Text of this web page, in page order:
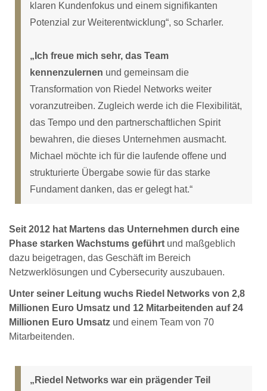
klaren Kundenfokus und einem signifikanten
Potenzial zur Weiterentwicklung“, so Scharler.
„Ich freue mich sehr, das Team
kennenzulernen und gemeinsam die
Transformation von Riedel Networks weiter
voranzutreiben. Zugleich werde ich die Flexibilität,
das Tempo und den partnerschaftlichen Spirit
bewahren, die dieses Unternehmen ausmacht.
Michael möchte ich für die laufende offene und
strukturierte Übergabe sowie für das starke
Fundament danken, das er gelegt hat.“
Seit 2012 hat Martens das Unternehmen durch eine
Phase starken Wachstums geführt und maßgeblich
dazu beigetragen, das Geschäft im Bereich
Netzwerklösungen und Cybersecurity auszubauen.
Unter seiner Leitung wuchs Riedel Networks von 2,8
Millionen Euro Umsatz und 12 Mitarbeitenden auf 24
Millionen Euro Umsatz und einem Team von 70
Mitarbeitenden.
„Riedel Networks war ein prägender Teil